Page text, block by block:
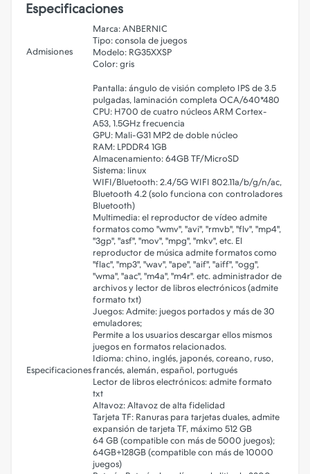
Especificaciones
Admisiones
Marca: ANBERNIC
Tipo: consola de juegos
Modelo: RG35XXSP
Color: gris
Especificaciones
Pantalla: ángulo de visión completo IPS de 3.5
pulgadas, laminación completa OCA/640*480
CPU: H700 de cuatro núcleos ARM Cortex-
A53, 1.5GHz frecuencia
GPU: Mali-G31 MP2 de doble núcleo
RAM: LPDDR4 1GB
Almacenamiento: 64GB TF/MicroSD
Sistema: linux
WIFI/Bluetooth: 2.4/5G WIFI 802.11a/b/g/n/ac,
Bluetooth 4.2 (solo funciona con controladores
Bluetooth)
Multimedia: el reproductor de vídeo admite
formatos como "wmv", "avi", "rmvb", "flv", "mp4",
"3gp", "asf", "mov", "mpg", "mkv", etc. El
reproductor de música admite formatos como
"flac", "mp3", "wav", "ape", "aif", "aiff", "ogg",
"wma", "aac", "m4a", "m4r". etc. administrador de
archivos y lector de libros electrónicos (admite
formato txt)
Juegos: Admite: juegos portados y más de 30
emuladores;
Permite a los usuarios descargar ellos mismos
juegos en formatos relacionados.
Idioma: chino, inglés, japonés, coreano, ruso,
francés, alemán, español, portugués
Lector de libros electrónicos: admite formato
txt
Altavoz: Altavoz de alta fidelidad
Tarjeta TF: Ranuras para tarjetas duales, admite
expansión de tarjeta TF, máximo 512 GB
64 GB (compatible con más de 5000 juegos);
64GB+128GB (compatible con más de 10000
juegos)